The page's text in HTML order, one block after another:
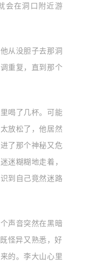
会在洞口附近游
从没胆子去那洞
重复，直到那个
喝了几杯。可能
放松了，他居然
了那个神秘又危
迷糊糊地走着，
到自己竟然迷路
声音突然在黑暗
怪异又熟悉，好
的。李大山心里